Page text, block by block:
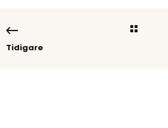
Tidigare